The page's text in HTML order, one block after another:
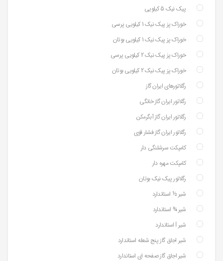
پیک نیک 5 کیلویی
خوراک پز پیک نیک 1 کیلویی پرسی
خوراک پز پیک نیک 1 کیلویی بوتان
خوراک پز پیک نیک 2 کیلویی پرسی
خوراک پز پیک نیک 2 کیلویی بوتان
رگلاتورهای ایران گاز
رگلاتور ایران گاز خانگی
رگلاتور ایران گاز آبگرمکن
رگلاتور ایران گاز فشار قوی
کامپکت سرشلنگی دار
کامپکت مهره دار
رگلاتور پیک نیک بوتان
شیر ½ استاندارد
شیر ¾ استاندارد
شیر ⅼ استاندارد
شیر اجاق گاز پنج شعله استاندارد
شیر اجاق گاز صفحه ای استاندارد